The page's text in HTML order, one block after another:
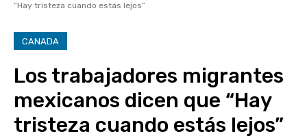
“Hay tristeza cuando estás lejos”
CANADA
Los trabajadores migrantes
mexicanos dicen que “Hay
tristeza cuando estás lejos”